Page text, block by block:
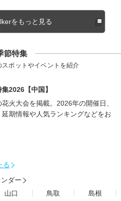
をもっと見る
節特集
ポットやイベントを紹介
2026【中国】
火大会を掲載。2026年の開催日、
延期情報や人気ランキングなどをお
る
ダー
山口 鳥取 島根